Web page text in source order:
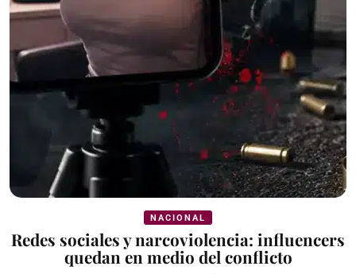
NACIONAL
Redes sociales y narcoviolencia: influencers
quedan en medio del conflicto